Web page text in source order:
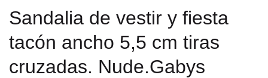
Sandalia de vestir y fiesta
tacón ancho 5,5 cm tiras
cruzadas. Nude.Gabys